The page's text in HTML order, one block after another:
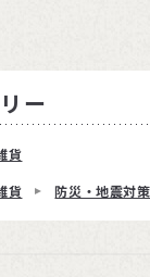
ー
貨
貨
防災・地震対